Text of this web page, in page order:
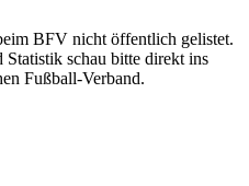
BFV nicht öffentlich gelistet.
schau bitte direkt ins
Fußball-Verband.